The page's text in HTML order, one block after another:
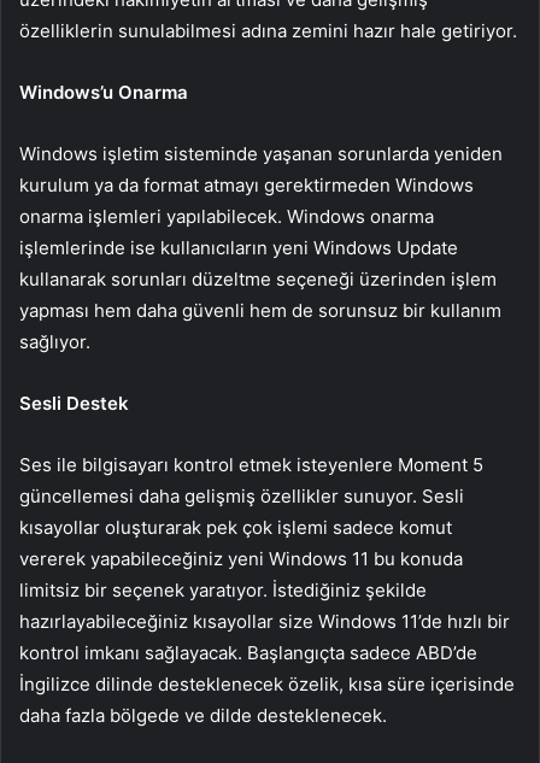
özelliklerin sunulabilmesi adına zemini hazır hale getiriyor.
Windows’u Onarma
Windows işletim sisteminde yaşanan sorunlarda yeniden
kurulum ya da format atmayı gerektirmeden Windows
onarma işlemleri yapılabilecek. Windows onarma
işlemlerinde ise kullanıcıların yeni Windows Update
kullanarak sorunları düzeltme seçeneği üzerinden işlem
yapması hem daha güvenli hem de sorunsuz bir kullanım
sağlıyor.
Sesli Destek
Ses ile bilgisayarı kontrol etmek isteyenlere Moment 5
güncellemesi daha gelişmiş özellikler sunuyor. Sesli
kısayollar oluşturarak pek çok işlemi sadece komut
vererek yapabileceğiniz yeni Windows 11 bu konuda
limitsiz bir seçenek yaratıyor. İstediğiniz şekilde
hazırlayabileceğiniz kısayollar size Windows 11’de hızlı bir
kontrol imkanı sağlayacak. Başlangıçta sadece ABD’de
İngilizce dilinde desteklenecek özelik, kısa süre içerisinde
daha fazla bölgede ve dilde desteklenecek.